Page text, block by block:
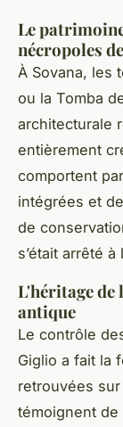
Le
nécropoles
À Sovana, les
ou la Tomba
architecturale
entièrement
comportent
intégrées et
de
s’était arrêté
L'héritage de
antique
Le contrôle
Giglio a fait la
retrouvées
témoignent de